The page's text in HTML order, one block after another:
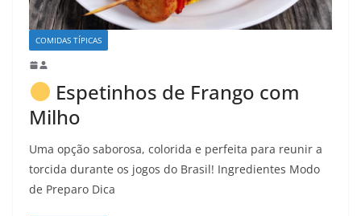
COMIDAS TÍPICAS
Espetinhos de Frango com
Milho
Uma opção saborosa, colorida e perfeita para reunir a
torcida durante os jogos do Brasil! Ingredientes Modo
de Preparo Dica